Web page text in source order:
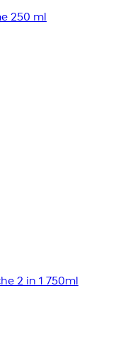
250 ml
2 in 1 750ml